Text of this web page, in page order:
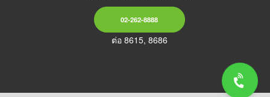
02-262-8888
ต่อ 8615, 8686